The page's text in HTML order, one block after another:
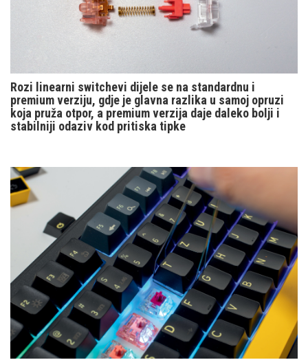
Rozi linearni switchevi dijele se na standardnu i
premium verziju, gdje je glavna razlika u samoj opruzi
koja pruža otpor, a premium verzija daje daleko bolji i
stabilniji odaziv kod pritiska tipke